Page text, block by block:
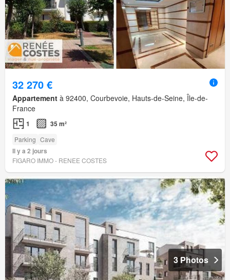
32 270 €
Appartement à 92400, Courbevoie, Hauts-de-Seine, Île-de-
France
1 35 m²
Parking Cave
Il y a 2 jours
FIGARO IMMO - RENEE COSTES
3 Photos